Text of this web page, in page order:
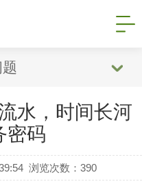
水，时间长河
密码
浏览次数：390